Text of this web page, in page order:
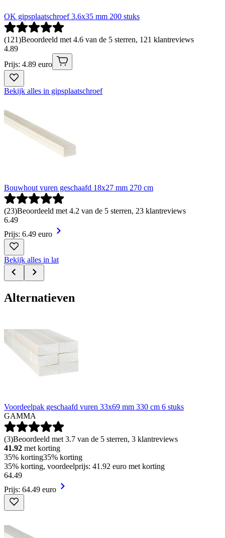
OK gipsplaatschroef 3.6x35 mm 200 stuks
(121)Beoordeeld met 4.6 van de 5 sterren, 121 klantreviews
4.89
Prijs: 4.89 euro
Bekijk alles in gipsplaatschroef
Bouwhout vuren geschaafd 18x27 mm 270 cm
(23)Beoordeeld met 4.2 van de 5 sterren, 23 klantreviews
6.49
Prijs: 6.49 euro
Bekijk alles in lat
Alternatieven
Voordeelpak geschaafd vuren 33x69 mm 330 cm 6 stuks
GAMMA
(3)Beoordeeld met 3.7 van de 5 sterren, 3 klantreviews
41.92 met korting
35% korting35% korting
35% korting, voordeelprijs: 41.92 euro met korting
64.49
Prijs: 64.49 euro